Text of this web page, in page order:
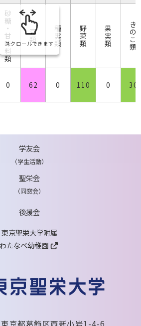
砂
糖
・
甘
味
料
類
豆
類
種
実
類
野
菜
類
果
実
類
き
の
こ
類
0 62 0 110 0 30
スクロールできます
学友会
（学生活動）
聖栄会
（同窓会）
後援会
東京聖栄大学附属
わたなべ幼稚園
京都葛飾区西新小岩1-4-6